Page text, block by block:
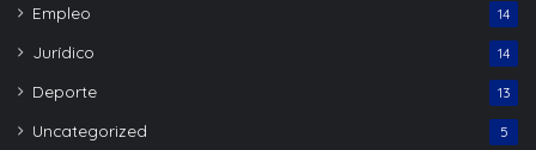
Empleo 14
Jurídico 14
Deporte 13
Uncategorized 5